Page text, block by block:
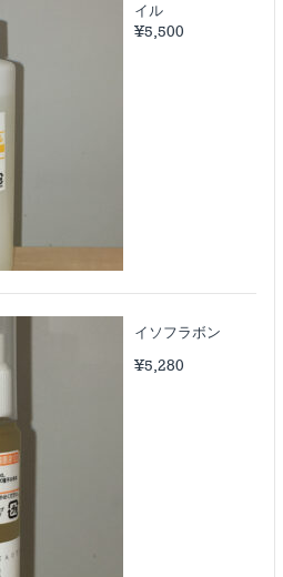
イル
¥5,500
イソフラボン
¥5,280